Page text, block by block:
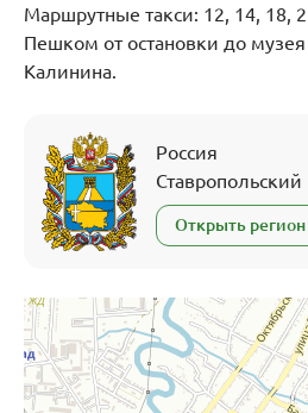
Маршрутные такси: 12, 14, 18,
Пешком от остановки до
Калинина.
Россия
Ставропольский
Открыть регион